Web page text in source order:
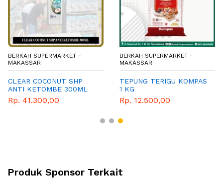
BERKAH SUPERMARKET -
MAKASSAR
CLEAR COCONUT SHP
ANTI KETOMBE 300ML
Rp. 41.300,00
BERKAH SUPERMARKET -
MAKASSAR
TEPUNG TERIGU KOMPAS
1 KG
Rp. 12.500,00
Produk Sponsor Terkait